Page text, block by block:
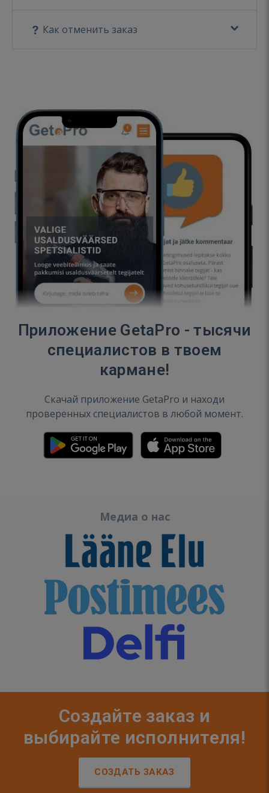
Как отменить заказ
Приложение GetaPro - тысячи
специалистов в твоем
кармане!
Скачай приложение GetaPro и находи
проверенных специалистов в любой момент.
Медиа о нас
Создайте заказ и
выбирайте исполнителя!
СОЗДАТЬ ЗАКАЗ